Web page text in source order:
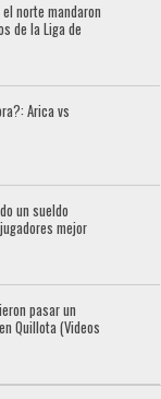
norte mandaron
de la Liga de
Arica vs
un sueldo
mejor
pasar un
Quillota (Videos